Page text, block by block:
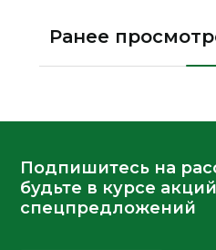
Ранее
Подпишитесь на
будьте в курсе
спецпредложений